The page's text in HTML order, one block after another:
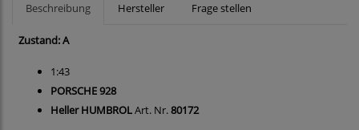
Beschreibung Hersteller Frage stellen
Zustand: A
1:43
PORSCHE 928
Heller HUMBROLArt. Nr.80172